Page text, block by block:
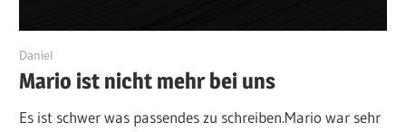
6. Mai 2025
Daniel
Mario ist nicht mehr bei uns
Es ist schwer was passendes zu schreiben.Mario war sehr